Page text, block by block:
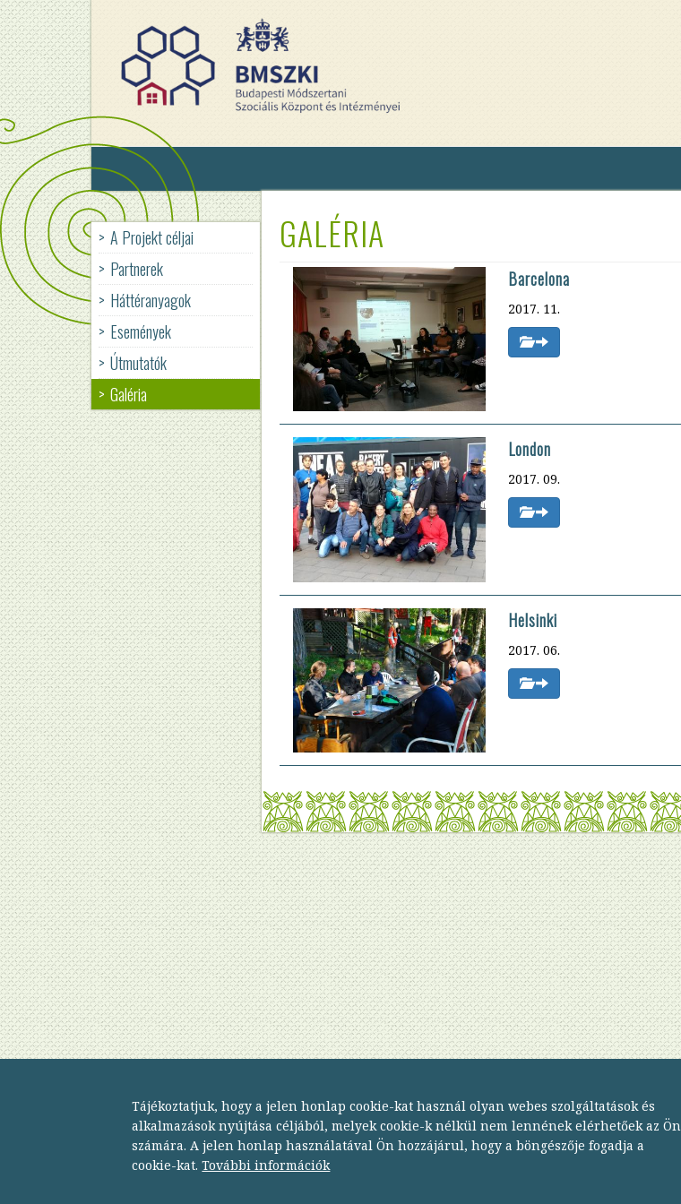
Ugrás
a
tartalomra
A Projekt céljai
Partnerek
Háttéranyagok
Események
Útmutatók
Galéria
GALÉRIA
Barcelona
2017. 11.
London
2017. 09.
Helsinki
2017. 06.
Budapesti Módszertani Szociális Központ
1134 Budapest,
Dózsa György út 152.
telefon: 06 1 238 9500
fax: 06 1 238 9502
Tájékoztatjuk, hogy a jelen honlap cookie-kat használ olyan webes szolgáltatások és
alkalmazások nyújtása céljából, melyek cookie-k nélkül nem lennének elérhetőek az Ön
számára. A jelen honlap használatával Ön hozzájárul, hogy a böngészője fogadja a
cookie-kat. További információk